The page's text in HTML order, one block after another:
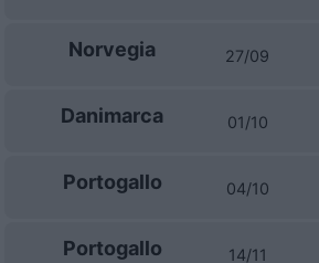
Norvegia 27/09
Danimarca 01/10
Portogallo 04/10
Portogallo 14/11